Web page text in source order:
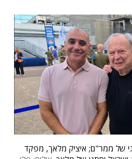
של ממר"ם; איציק מלאך, מפקד